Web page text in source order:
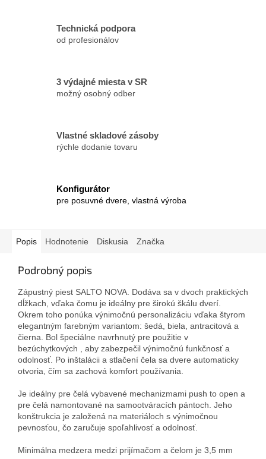
Technická podpora
od profesionálov
3 výdajné miesta v SR
možný osobný odber
Vlastné skladové zásoby
rýchle dodanie tovaru
Konfigurátor
pre posuvné dvere, vlastná výroba
Popis Hodnotenie Diskusia Značka
Podrobný popis
Zápustný piest SALTO NOVA. Dodáva sa v dvoch praktických
dĺžkach, vďaka čomu je ideálny pre širokú škálu dverí.
Okrem toho ponúka výnimočnú personalizáciu vďaka štyrom
elegantným farebným variantom: šedá, biela, antracitová a
čierna. Bol špeciálne navrhnutý pre použitie v
bezúchytkových , aby zabezpečil výnimočnú funkčnosť a
odolnosť. Po inštalácii a stlačení čela sa dvere automaticky
otvoria, čím sa zachová komfort používania.
Je ideálny pre čelá vybavené mechanizmami push to open a
pre čelá namontované na samootváracích pántoch. Jeho
konštrukcia je založená na materiáloch s výnimočnou
pevnosťou, čo zaručuje spoľahlivosť a odolnosť.
Minimálna medzera medzi prijímačom a čelom je 3,5 mm